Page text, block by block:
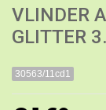
VLINDER
GLITTER
30563/11cd1